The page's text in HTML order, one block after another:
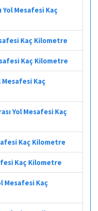
Mesafesi Kaç
Kaç Kilometre
Kaç Kilometre
Mesafesi Kaç
Yol Mesafesi Kaç
Kaç Kilometre
Kaç Kilometre
Mesafesi Kaç